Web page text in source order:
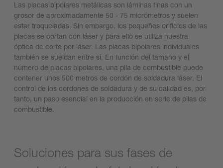
Las placas bipolares metálicas son láminas finas con un
grosor de aproximadamente 50 - 75 micrómetros y suelen
estar troqueladas. Sin embargo, los pequeños orificios de las
placas se cortan con láser y para ello se utiliza nuestra
óptica de corte por láser. Las placas bipolares individuales
también se sueldan entre sí. En función del tamaño y el
número de placas bipolares, una pila de combustible puede
contener unos 500 metros de cordón de soldadura láser. El
control de los cordones de soldadura y de su calidad es, por
tanto, un paso esencial en la producción en serie de pilas de
combustible.
Soluciones para sus fases de